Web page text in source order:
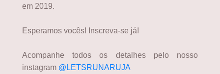
em 2019.
Esperamos vocês! Inscreva-se já!
Acompanhe todos os detalhes pelo nosso
instagram @LETSRUNARUJA